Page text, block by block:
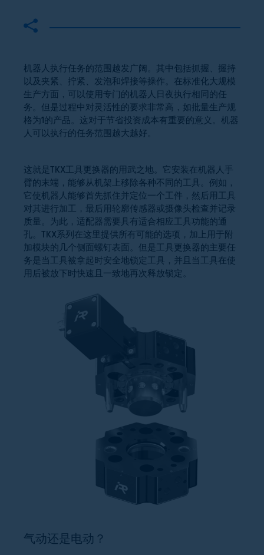
机器人执行任务的范围越发广阔。其中包括抓握、握持
以及夹紧、拧紧、发泡和焊接等操作。在标准化大规模
生产方面，可以使用专门的机器人日夜执行相同的任
务。但是过程中对灵活性的要求非常高，如批量生产规
格为1的产品。这对于节省投资成本有重要的意义。机器
人可以执行的任务范围越大越好。
这就是TKX工具更换器的用武之地。它安装在机器人手
臂的末端，能够从机架上移除各种不同的工具。例如，
它使机器人能够首先抓住并定位一个工件，然后用工具
对其进行加工，最后用轮廓传感器或摄像头检查并记录
质量。为此，适配器需要具有适合相应工具功能的通
孔。TKX系列在这里提供所有可能的选项，加上用于附
加模块的几个侧面螺钉表面。但是工具更换器的主要任
务是当工具被拿起时安全地锁定工具，并且当工具在使
用后被放下时快速且一致地再次释放锁定。
气动还是电动？